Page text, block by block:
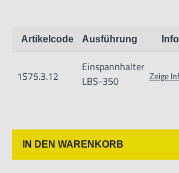
Nur für technisch versierte und mit
Anwender sowie Handwerker geeignet.
Nur für den vorhergesehenen
Artikelcode Ausführung Info
1S75.3.12
Einspannhalter
LBS-350
Zeige
IN DEN WARENKORB